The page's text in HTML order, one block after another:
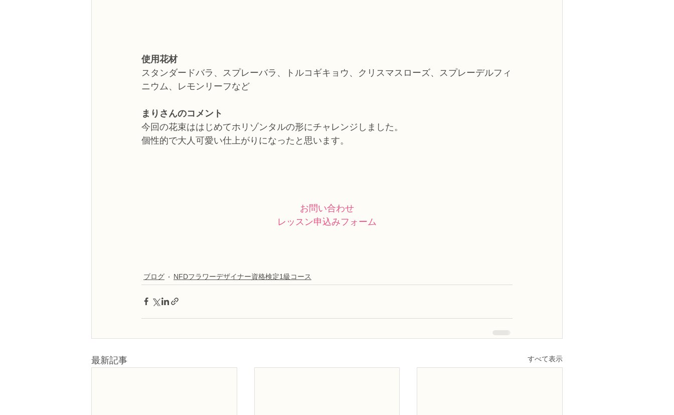
使用花材
スタンダードバラ、スプレーバラ、トルコギキョウ、クリスマスローズ、スプレーデルフィ
ニウム、レモンリーフなど
まりさんのコメント
今回の花束ははじめてホリゾンタルの形にチャレンジしました。
個性的で大人可愛い仕上がりになったと思います。
お問い合わせ
レッスン申込みフォーム
ブログ NFDフラワーデザイナー資格検定1級コース
最新記事 すべて表示